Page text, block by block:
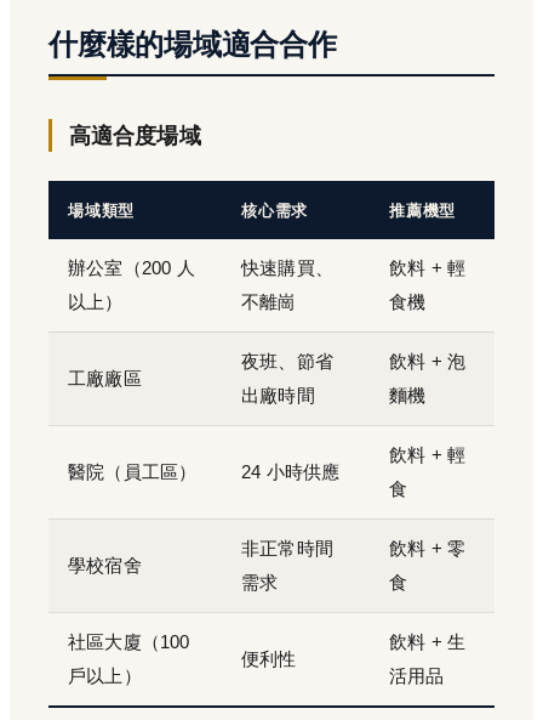
什麼樣的場域適合合作
高適合度場域
場域類型 核心需求 推薦機型
辦公室（200 人
以上）
快速購買、
不離崗
飲料 + 輕
食機
工廠廠區
夜班、節省
出廠時間
飲料 + 泡
麵機
醫院（員工區） 24 小時供應
飲料 + 輕
食
學校宿舍
非正常時間
需求
飲料 + 零
食
社區大廈（100
戶以上）
便利性
飲料 + 生
活用品